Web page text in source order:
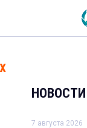
НОВОСТИ
7 августа 2026